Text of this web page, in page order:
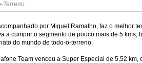
Terreno
por Miguel Ramalho, faz o melhor
a cumprir o segmento de pouco mais de 5
do mundo de todo-o-terreno.
Team venceu a Super Especial de 5,52